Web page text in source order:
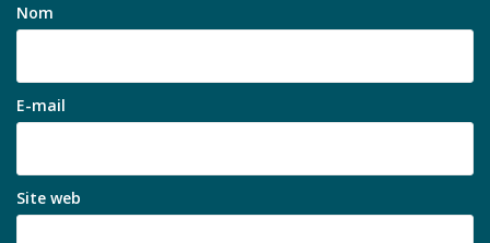
Nom
E-mail
Site web